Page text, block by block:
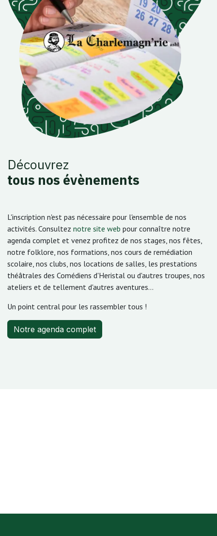
Découvrez
tous nos évènements
L'inscription n'est pas nécessaire pour l'ensemble de nos
activités. Consultez notre site web pour connaître notre
agenda complet et venez profitez de nos stages, nos fêtes,
notre folklore, nos formations, nos cours de remédiation
scolaire, nos clubs, nos locations de salles, les prestations
théâtrales des Comédiens d'Heristal ou d'autres troupes, nos
ateliers et de tellement d'autres aventures...
Un point central pour les rassembler tous !
Notre agenda complet